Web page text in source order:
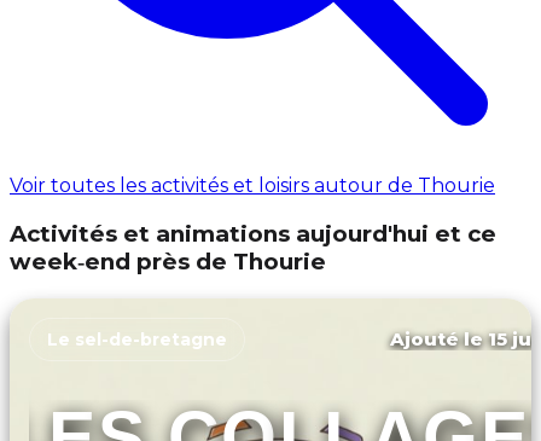
Voir toutes les activités et loisirs autour de Thourie
Activités et animations aujourd'hui et ce
week‑end près de Thourie
Le sel-de-bretagne Ajouté le 15